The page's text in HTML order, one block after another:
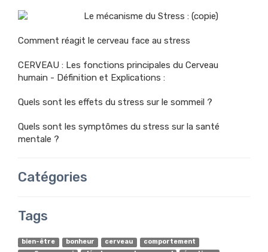
Le mécanisme du Stress : (copie)
Comment réagit le cerveau face au stress
CERVEAU : Les fonctions principales du Cerveau
humain - Définition et Explications :
Quels sont les effets du stress sur le sommeil ?
Quels sont les symptômes du stress sur la santé
mentale ?
Catégories
Tags
bien-être bonheur cerveau
comportement